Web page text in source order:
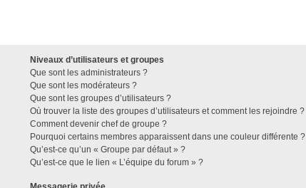
Niveaux d’utilisateurs et groupes
Que sont les administrateurs ?
Que sont les modérateurs ?
Que sont les groupes d’utilisateurs ?
Où trouver la liste des groupes d’utilisateurs et comment les rejoindre ?
Comment devenir chef de groupe ?
Pourquoi certains membres apparaissent dans une couleur différente ?
Qu’est-ce qu’un « Groupe par défaut » ?
Qu’est-ce que le lien « L’équipe du forum » ?